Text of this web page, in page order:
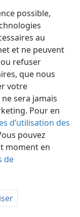
possible,
au
et ne peuvent
refuser
que nous
votre
sera jamais
Pour en
d’utilisation des
pouvez
moment en
de
of Pennsylvania
confidentialité
Se connecter